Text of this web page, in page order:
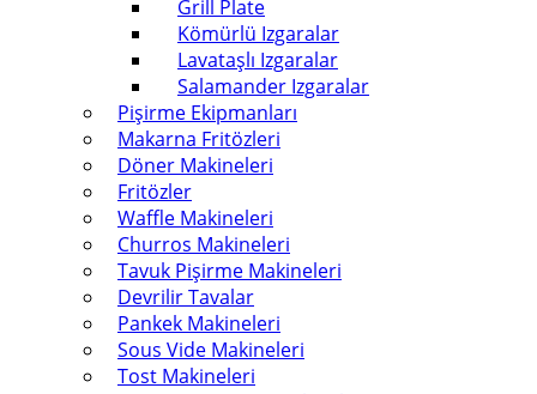
Grill Plate
Kömürlü Izgaralar
Lavataşlı Izgaralar
Salamander Izgaralar
Pişirme Ekipmanları
Makarna Fritözleri
Döner Makineleri
Fritözler
Waffle Makineleri
Churros Makineleri
Tavuk Pişirme Makineleri
Devrilir Tavalar
Pankek Makineleri
Sous Vide Makineleri
Tost Makineleri